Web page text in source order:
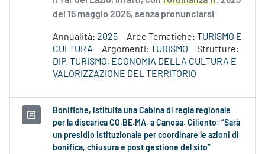
del 15 maggio 2025, senza pronunciarsi
Annualità: 2025 Aree Tematiche: TURISMO E
CULTURA
Argomenti: TURISMO
Strutture:
DIP. TURISMO, ECONOMIA DELLA CULTURA E
VALORIZZAZIONE DEL TERRITORIO
Bonifiche, istituita una Cabina di regia regionale
per la discarica CO.BE.MA. a Canosa. Ciliento: “Sarà
un presidio istituzionale per coordinare le azioni di
bonifica, chiusura e post gestione del sito”